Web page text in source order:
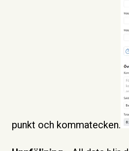
punkt och kommatecken.